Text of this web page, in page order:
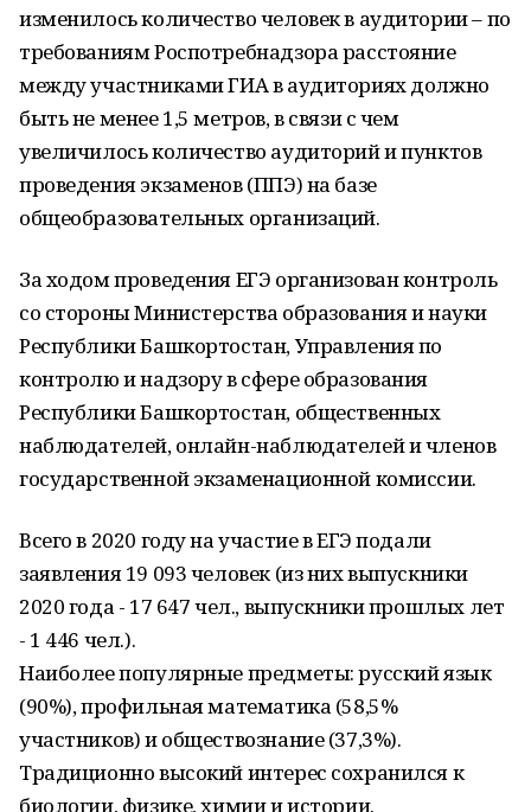
изменилось количество человек в аудитории – по
требованиям Роспотребнадзора расстояние
между участниками ГИА в аудиториях должно
быть не менее 1,5 метров, в связи с чем
увеличилось количество аудиторий и пунктов
проведения экзаменов (ППЭ) на базе
общеобразовательных организаций.
За ходом проведения ЕГЭ организован контроль
со стороны Министерства образования и науки
Республики Башкортостан, Управления по
контролю и надзору в сфере образования
Республики Башкортостан, общественных
наблюдателей, онлайн-наблюдателей и членов
государственной экзаменационной комиссии.
Всего в 2020 году на участие в ЕГЭ подали
заявления 19 093 человек (из них выпускники
2020 года - 17 647 чел., выпускники прошлых лет
- 1 446 чел.).
Наиболее популярные предметы: русский язык
(90%), профильная математика (58,5%
участников) и обществознание (37,3%).
Традиционно высокий интерес сохранился к
биологии, физике, химии и истории.